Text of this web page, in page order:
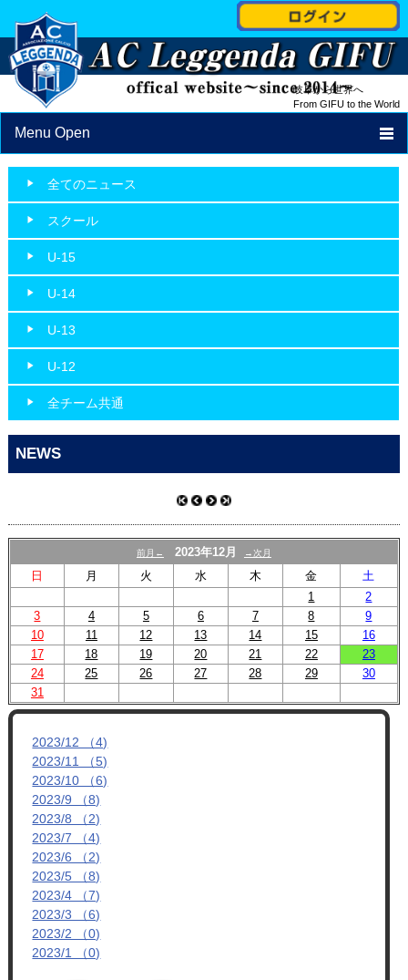
岐阜から世界へ
From GIFU to the World
Menu Open
CONTACT
全てのニュース
スクール
U-15
U-14
U-13
U-12
全チーム共通
NEWS
前月← 2023年12月 →次月
日 月 火 水 木 金
土
1
2
3
4 5 6 7 8
9
10
11 12 13 14 15
16
17
18 19 20 21 22
23
24
25 26 27 28 29
30
31
2023/12 （4)
2023/11 （5)
2023/10 （6)
2023/9 （8)
2023/8 （2)
2023/7 （4)
2023/6 （2)
2023/5 （8)
2023/4 （7)
2023/3 （6)
2023/2 （0)
2023/1 （0)